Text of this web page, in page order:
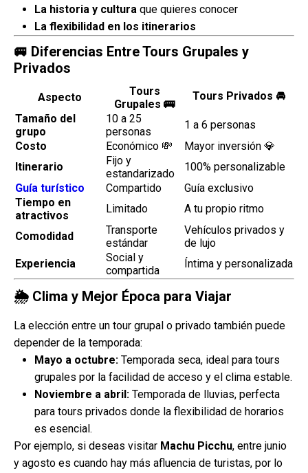
La historia y cultura que quieres conocer
La flexibilidad en los itinerarios
🚐 Diferencias Entre Tours Grupales y
Privados
Aspecto
Tours
Grupales 🚌
Tours Privados 🚘
Tamaño del
grupo
10 a 25
personas
1 a 6 personas
Costo
Económico 💸
Mayor inversión 💎
Itinerario
Fijo y
estandarizado
100% personalizable
Guía turístico
Compartido
Guía exclusivo
Tiempo en
atractivos
Limitado A tu propio ritmo
Comodidad
Transporte
estándar
Vehículos privados y
de lujo
Experiencia
Social y
compartida
Íntima y personalizada
🌦️ Clima y Mejor Época para Viajar
La elección entre un tour grupal o privado también puede
depender de la temporada:
Mayo a octubre: Temporada seca, ideal para tours
grupales por la facilidad de acceso y el clima estable.
Noviembre a abril: Temporada de lluvias, perfecta
para tours privados donde la flexibilidad de horarios
es esencial.
Por ejemplo, si deseas visitar Machu Picchu, entre junio
y agosto es cuando hay más afluencia de turistas, por lo